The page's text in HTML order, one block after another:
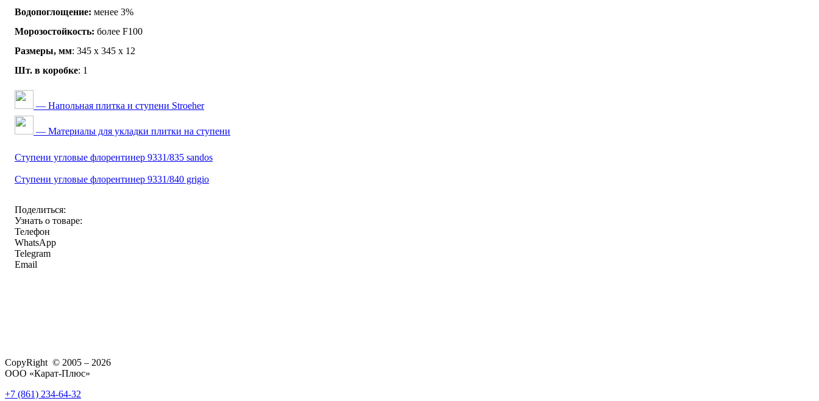
Водопоглощение: менее 3%
Морозостойкость: более F100
Размеры, мм: 345 х 345 х 12
Шт. в коробке: 1
— Напольная плитка и ступени Stroeher
— Материалы для укладки плитки на ступени
Ступени угловые флорентинер 9331/835 sandos
Ступени угловые флорентинер 9331/840 grigio
Поделиться:
Узнать о товаре:
Телефон
WhatsApp
Telegram
Email
CopyRight © 2005 – 2026
ООО «Карат-Плюс»
+7 (861) 234-64-32